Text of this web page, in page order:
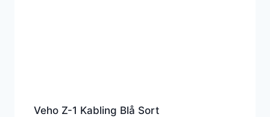
Veho Z-1 Kabling Blå Sort